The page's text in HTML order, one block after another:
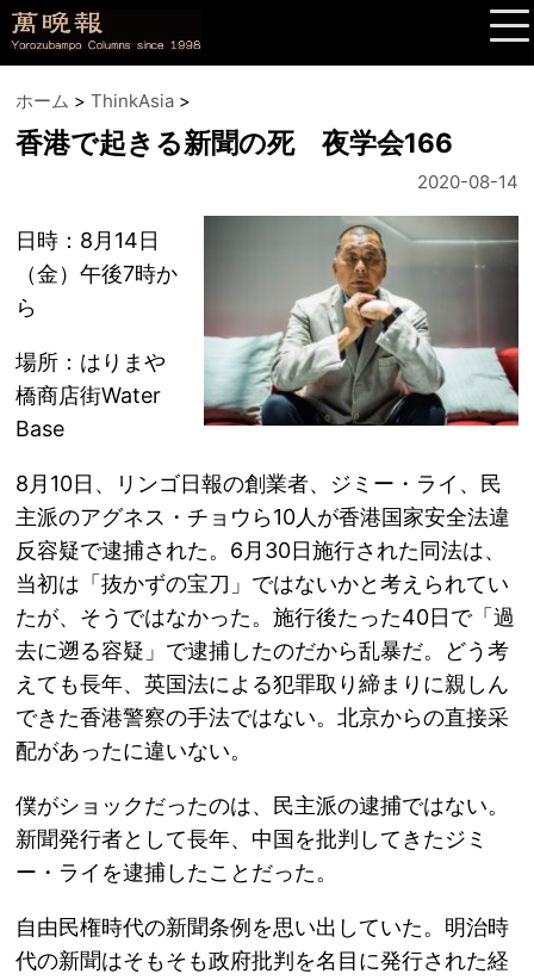
ホーム > ThinkAsia >
香港で起きる新聞の死 夜学会166
2020-08-14
日時：8月14日
（金）午後7時か
ら
場所：はりまや
橋商店街Water
Base
8月10日、リンゴ日報の創業者、ジミー・ライ、民
主派のアグネス・チョウら10人が香港国家安全法違
反容疑で逮捕された。6月30日施行された同法は、
当初は「抜かずの宝刀」ではないかと考えられてい
たが、そうではなかった。施行後たった40日で「過
去に遡る容疑」で逮捕したのだから乱暴だ。どう考
えても長年、英国法による犯罪取り締まりに親しん
できた香港警察の手法ではない。北京からの直接采
配があったに違いない。
僕がショックだったのは、民主派の逮捕ではない。
新聞発行者として長年、中国を批判してきたジミ
ー・ライを逮捕したことだった。
自由民権時代の新聞条例を思い出していた。明治時
代の新聞はそもそも政府批判を名目に発行された経